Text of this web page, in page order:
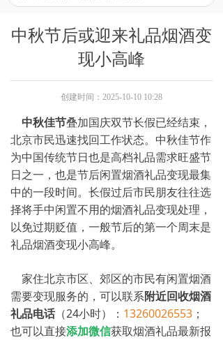
中秋节后或迎来礼品烟酒变
现小高峰
创建时间： 2025-10-10 10:28
中秋佳节叠加国庆双节长假已经结束，
北京市民迅速找回工作状态。中秋佳节作
为中国传统节日也是高档礼品需求旺盛节
日之一，也是节后闲置烟酒礼品变现最集
中的一段时间。长假过后市民朋友往往选
择将手中闲置不用的烟酒礼品变现处理，
以免过期贬值，一般节后的第一个周末是
礼品烟酒变现小高峰。
家住北京市区、郊区的市民有闲置烟酒
需要变现服务的，可以联系附近回收烟酒
礼品电话（24小时）： 13260026553 ；
也可以直接添加微信获取烟酒礼品最新报